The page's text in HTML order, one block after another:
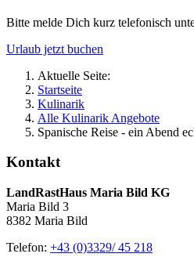
Bitte melde Dich kurz telefonisch
Urlaub jetzt buchen
Aktuelle Seite:
Startseite
Kulinarik
Alle Kulinarik Angebote
Spanische Reise - ein Abend
Kontakt
LandRastHaus Maria Bild KG
Maria Bild 3
8382 Maria Bild
Telefon: +43 (0)3329/ 45 218